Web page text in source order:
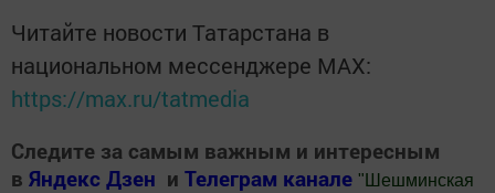
Читайте новости Татарстана в
национальном мессенджере MАХ:
https://max.ru/tatmedia
Следите за самым важным и интересным
в Яндекс Дзен и Телеграм канале " Шешминская